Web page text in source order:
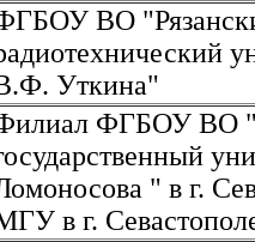
ВО
Уткина"
ФГБОУ ВО
" в г.
в г.